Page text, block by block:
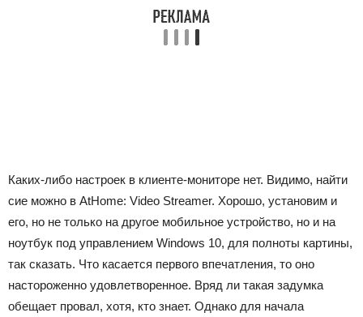
Каких-либо настроек в клиенте-мониторе нет. Видимо, найти
сие можно в AtHome: Video Streamer. Хорошо, установим и
его, но не только на другое мобильное устройство, но и на
ноутбук под управлением Windows 10, для полноты картины,
так сказать. Что касается первого впечатления, то оно
настороженно удовлетворенное. Вряд ли такая задумка
обещает провал, хотя, кто знает. Однако для начала